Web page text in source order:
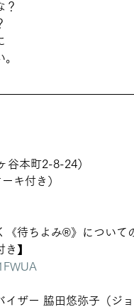
？
谷本町2-8-24）
キ付き）
待ちよみ®︎》について
】
ザー 脇田悠弥子（ジョ